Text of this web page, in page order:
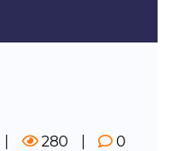
280 0